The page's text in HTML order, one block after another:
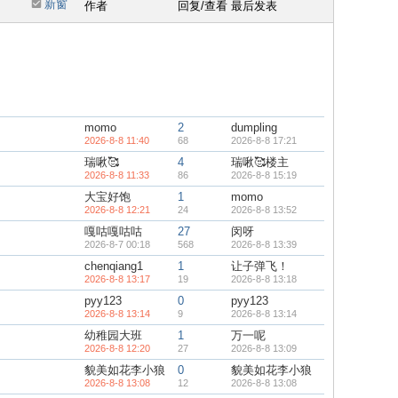
新窗 作者 回复/查看 最后发表
momo
2026-8-8 11:40
2
68
dumpling
2026-8-8 17:21
瑞啾🥰
2026-8-8 11:33
4
86
瑞啾🥰楼主
2026-8-8 15:19
大宝好饱
2026-8-8 12:21
1
24
momo
2026-8-8 13:52
嘎咕嘎咕咕
2026-8-7 00:18
27
568
闵呀
2026-8-8 13:39
chenqiang1
2026-8-8 13:17
1
19
让子弹飞！
2026-8-8 13:18
pyy123
2026-8-8 13:14
0
9
pyy123
2026-8-8 13:14
幼稚园大班
2026-8-8 12:20
1
27
万一呢
2026-8-8 13:09
貌美如花李小狼
2026-8-8 13:08
0
12
貌美如花李小狼
2026-8-8 13:08